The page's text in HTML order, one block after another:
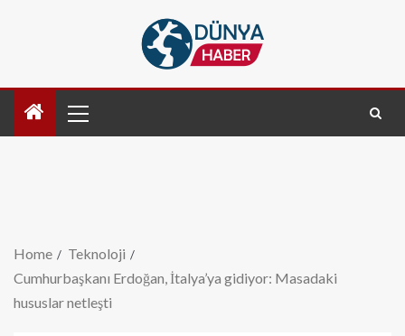
Home
Teknoloji
Cumhurbaşkanı Erdoğan, İtalya’ya gidiyor: Masadaki
hususlar netleşti